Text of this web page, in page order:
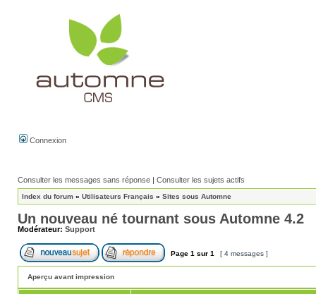
Connexion
Consulter les messages sans réponse | Consulter les sujets actifs
Index du forum » Utilisateurs Français » Sites sous Automne
Un nouveau né tournant sous Automne 4.2
Modérateur: Support
Page 1 sur 1 [ 4 messages ]
Aperçu avant impression